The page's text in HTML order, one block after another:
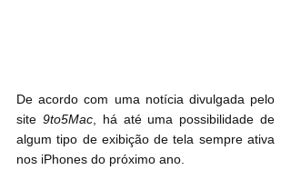
De acordo com uma notícia divulgada pelo
site 9to5Mac, há até uma possibilidade de
algum tipo de exibição de tela sempre ativa
nos iPhones do próximo ano.